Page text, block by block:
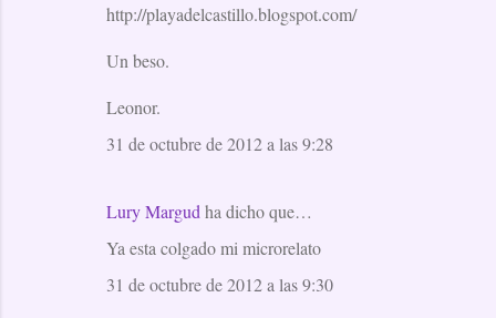
http://playadelcastillo.blogspot.com/
Un beso.
Leonor.
31 de octubre de 2012 a las 9:28
Lury Margud ha dicho que…
Ya esta colgado mi microrelato
31 de octubre de 2012 a las 9:30